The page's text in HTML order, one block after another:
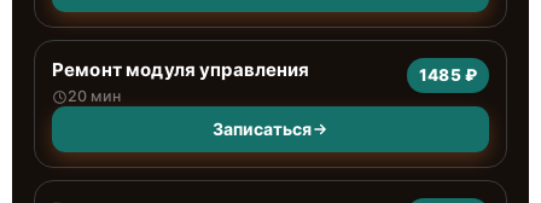
Ремонт модуля управления
20 мин
1485 ₽
Записаться